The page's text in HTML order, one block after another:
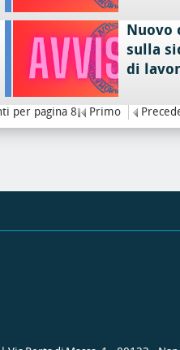
Nuovo
sulla
di
per pagina 8 Primo